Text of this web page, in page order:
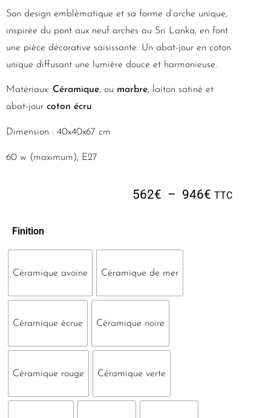
Son design emblématique et sa forme d’arche unique,
inspirée du pont aux neuf arches au Sri Lanka, en font
une pièce décorative saisissante. Un abat-jour en coton
unique diffusant une lumière douce et harmonieuse.
Matériaux: Céramique, ou marbre, laiton satiné et
abat-jour coton écru
Dimension : 40x40x67 cm
60 w (maximum), E27
562€ – 946€ TTC
Finition
Céramique avoine Céramique de mer
Céramique écrue Céramique noire
Céramique rouge Céramique verte